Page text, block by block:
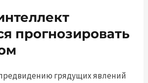
прогнозировать
грядущих явлений